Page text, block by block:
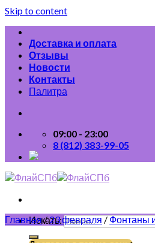
Skip to content
Доставка и оплата
Отзывы
Новости
Контакты
Палитра
09:00 - 23:00
8 (812) 383-99-05
Искать:
Главная/23 февраля/Фонтаны